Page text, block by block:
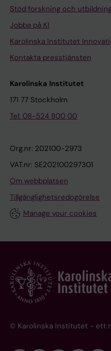
Stöd forskning och
Jobba på KI
Karolinska Institutet
Kontakta presstjänsten
Karolinska Institutet
171 77 Stockholm
Tel: 08-524 800 00
Org.nr: 202100-2973
VAT.nr: SE202100297301
Om webbplatsen
Tillgänglighetsredogörelse
Manage your cookies
© Karolinska Institutet - ett